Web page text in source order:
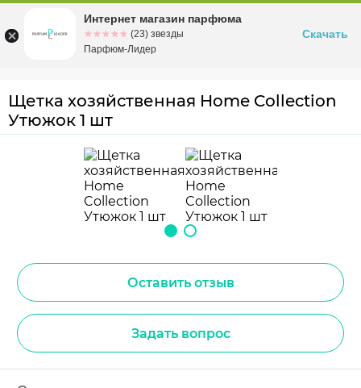
Омскул. Заозерная, 11, к. 1
Щетка хозяйственная Home Collection
Утюжок 1 шт
Оставить отзыв
Задать вопрос
Интернет магазин парфюма
☆☆☆☆☆
★★★★★ (23) звезды
Парфюм-Лидер
Скачать